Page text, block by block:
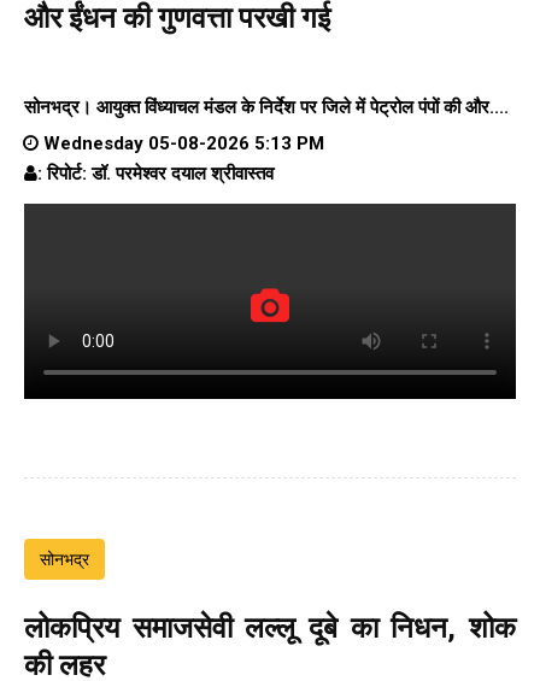
और ईंधन की गुणवत्ता परखी गई
सोनभद्र। आयुक्त विंध्याचल मंडल के निर्देश पर जिले में पेट्रोल पंपों की और....
Wednesday 05-08-2026 5:13 PM
: रिपोर्ट: डॉ. परमेश्वर दयाल श्रीवास्तव
सोनभद्र
लोकप्रिय समाजसेवी लल्लू दूबे का निधन, शोक
की लहर